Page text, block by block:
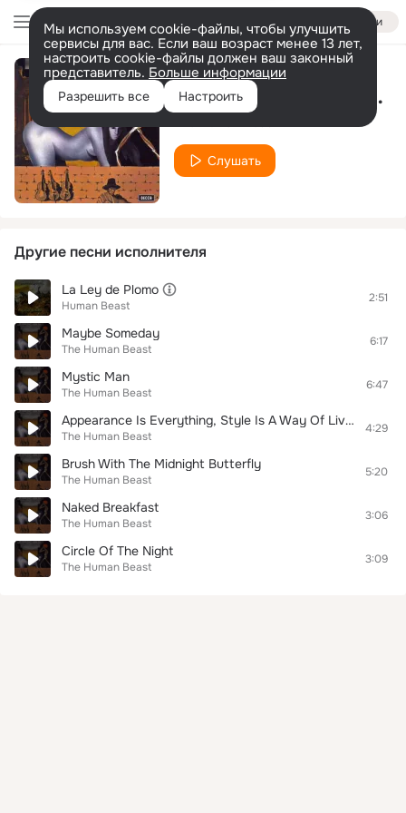
Войти
Мы используем cookie-файлы, чтобы улучшить
сервисы для вас. Если ваш возраст менее 13 лет,
настроить cookie-файлы должен ваш законный
представитель. Больше информации
Разрешить все Настроить Reality Presented As An Alternative
Слушать
Другие песни исполнителя
La Ley de Plomo
Human Beast
2:51
Maybe Someday
The Human Beast
6:17
Mystic Man
The Human Beast
6:47
Appearance Is Everything, Style Is A Way Of Living
The Human Beast
4:29
Brush With The Midnight Butterfly
The Human Beast
5:20
Naked Breakfast
The Human Beast
3:06
Circle Of The Night
The Human Beast
3:09